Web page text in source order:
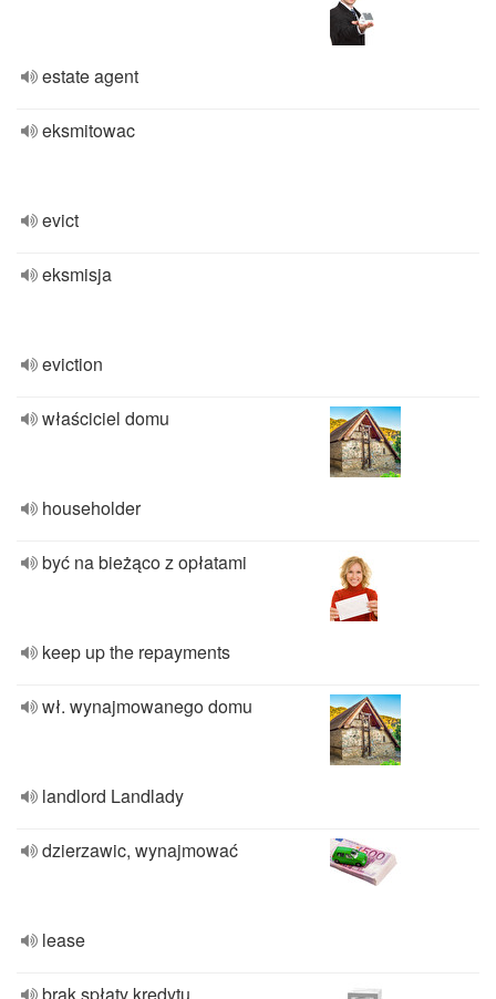
estate agent
eksmitowac
evict
eksmisja
eviction
właściciel domu
householder
być na bieżąco z opłatami
keep up the repayments
wł. wynajmowanego domu
landlord Landlady
dzierzawic, wynajmować
lease